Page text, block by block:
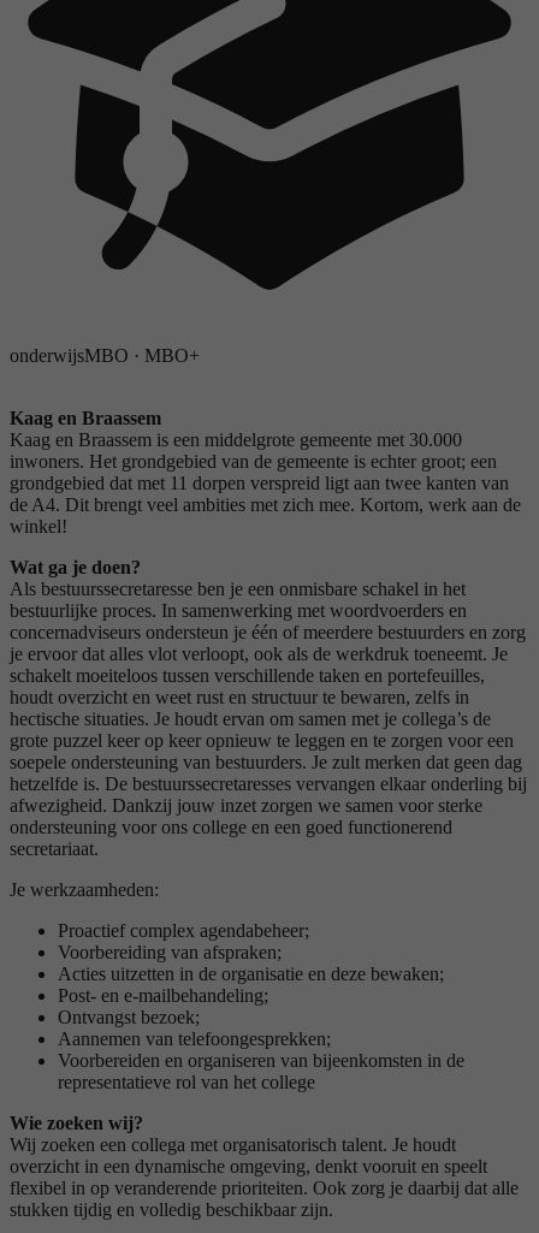
onderwijsMBO · MBO+
Kaag en Braassem
Kaag en Braassem is een middelgrote gemeente met 30.000
inwoners. Het grondgebied van de gemeente is echter groot; een
grondgebied dat met 11 dorpen verspreid ligt aan twee kanten van
de A4. Dit brengt veel ambities met zich mee. Kortom, werk aan de
winkel!
Wat ga je doen?
Als bestuurssecretaresse ben je een onmisbare schakel in het
bestuurlijke proces. In samenwerking met woordvoerders en
concernadviseurs ondersteun je één of meerdere bestuurders en zorg
je ervoor dat alles vlot verloopt, ook als de werkdruk toeneemt. Je
schakelt moeiteloos tussen verschillende taken en portefeuilles,
houdt overzicht en weet rust en structuur te bewaren, zelfs in
hectische situaties. Je houdt ervan om samen met je collega’s de
grote puzzel keer op keer opnieuw te leggen en te zorgen voor een
soepele ondersteuning van bestuurders. Je zult merken dat geen dag
hetzelfde is. De bestuurssecretaresses vervangen elkaar onderling bij
afwezigheid. Dankzij jouw inzet zorgen we samen voor sterke
ondersteuning voor ons college en een goed functionerend
secretariaat.
Je werkzaamheden:
Proactief complex agendabeheer;
Voorbereiding van afspraken;
Acties uitzetten in de organisatie en deze bewaken;
Post- en e-mailbehandeling;
Ontvangst bezoek;
Aannemen van telefoongesprekken;
Voorbereiden en organiseren van bijeenkomsten in de
representatieve rol van het college
Wie zoeken wij?
Wij zoeken een collega met organisatorisch talent. Je houdt
overzicht in een dynamische omgeving, denkt vooruit en speelt
flexibel in op veranderende prioriteiten. Ook zorg je daarbij dat alle
stukken tijdig en volledig beschikbaar zijn.